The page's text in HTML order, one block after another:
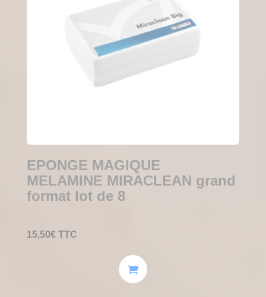
EPONGE MAGIQUE
MELAMINE MIRACLEAN grand
format lot de 8
15,50€ TTC